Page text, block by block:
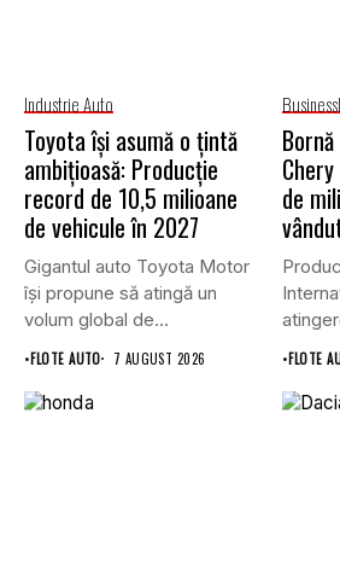
Industrie Auto
Toyota își asumă o țintă
ambițioasă: Producție
record de 10,5 milioane
de vehicule în 2027
Gigantul auto Toyota Motor
își propune să atingă un
volum global de...
•FLOTE AUTO 7 AUGUST 2026
Business
de
•FLOTE